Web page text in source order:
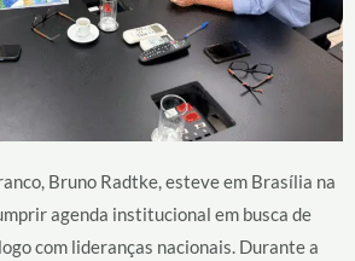
Bruno Radtke, esteve em Brasília na
agenda institucional em busca de
com lideranças nacionais. Durante a